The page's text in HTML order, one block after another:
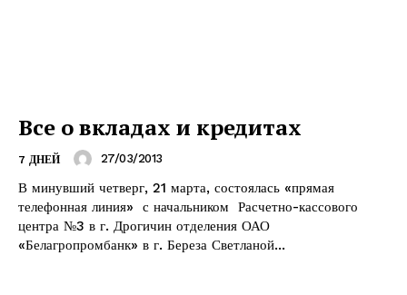
Все о вкладах и кредитах
7 ДНЕЙ 27/03/2013
В минувший четверг, 21 марта, состоялась «прямая
телефонная линия» с начальником Расчетно-кассового
центра №3 в г. Дрогичин отделения ОАО
«Белагропромбанк» в г. Береза Светланой...